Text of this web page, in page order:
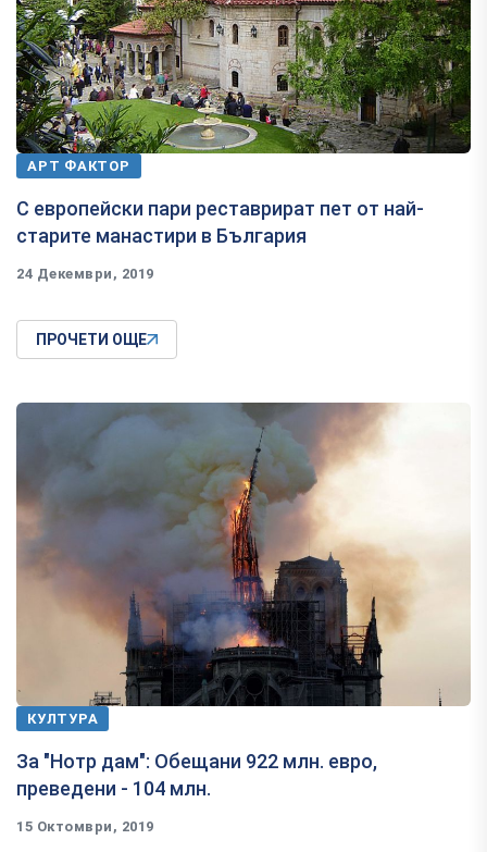
АРТ ФАКТОР
С европейски пари реставрират пет от най-
старите манастири в България
24 Декември, 2019
ПРОЧЕТИ ОЩЕ
КУЛТУРА
За "Нотр дам": Обещани 922 млн. евро,
преведени - 104 млн.
15 Октомври, 2019